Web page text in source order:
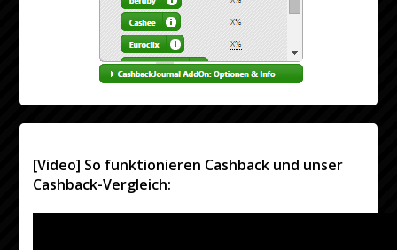
[Video] So funktionieren Cashback und unser
Cashback-Vergleich: